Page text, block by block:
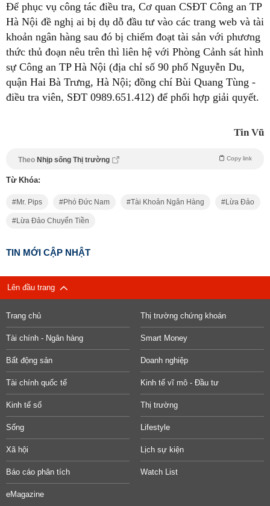
Để phục vụ công tác điều tra, Cơ quan CSĐT Công an TP
Hà Nội đề nghị ai bị dụ dỗ đầu tư vào các trang web và tài
khoản ngân hàng sau đó bị chiếm đoạt tài sản với phương
thức thủ đoạn nêu trên thì liên hệ với Phòng Cảnh sát hình
sự Công an TP Hà Nội (địa chỉ số 90 phố Nguyễn Du,
quận Hai Bà Trưng, Hà Nội; đồng chí Bùi Quang Tùng -
điều tra viên, SĐT 0989.651.412) để phối hợp giải quyết.
Tin Vũ
Theo Nhịp sống Thị trường Copy link
Từ Khóa:
Mr. Pips Phó Đức Nam Tài Khoản Ngân Hàng Lừa Đảo
Lừa Đảo Chuyển Tiền
TIN MỚI CẬP NHẬT
Lên đầu trang
Trang chủ Thị trường chứng khoán
Tài chính - Ngân hàng Smart Money
Bất động sản Doanh nghiệp
Tài chính quốc tế Kinh tế vĩ mô - Đầu tư
Kinh tế số Thị trường
Sống Lifestyle
Xã hội Lịch sự kiện
Báo cáo phân tích Watch List
eMagazine